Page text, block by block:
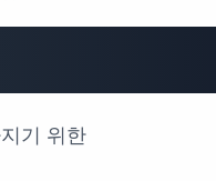
기 위한